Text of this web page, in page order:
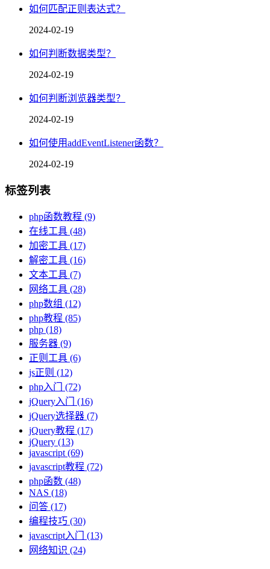
如何匹配正则表达式？
2024-02-19
如何判断数据类型？
2024-02-19
如何判断浏览器类型？
2024-02-19
如何使用addEventListener函数？
2024-02-19
标签列表
php函数教程 (9)
在线工具 (48)
加密工具 (17)
解密工具 (16)
文本工具 (7)
网络工具 (28)
php数组 (12)
php教程 (85)
php (18)
服务器 (9)
正则工具 (6)
js正则 (12)
php入门
(72)
jQuery入门
(16)
jQuery选择器 (7)
jQuery教程 (17)
jQuery (13)
javascript (69)
javascript教程 (72)
php函数 (48)
NAS (18)
问答 (17)
编程技巧 (30)
javascript入门
(13)
网络知识 (24)